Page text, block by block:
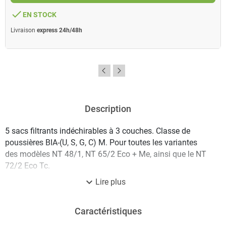
done EN STOCK
Livraison express 24h/48h
Description
5 sacs filtrants indéchirables à 3 couches. Classe de
poussières BIA-(U, S, G, C) M. Pour toutes les variantes
des modèles NT 48/1, NT 65/2 Eco + Me, ainsi que le NT
72/2 Eco Tc.
expand_more Lire plus
Caractéristiques